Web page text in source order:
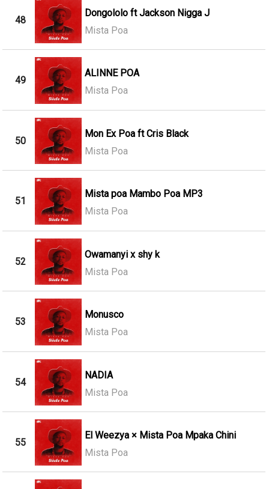
48
Dongololo ft Jackson Nigga J
Mista Poa
49
ALINNE POA
Mista Poa
50
Mon Ex Poa ft Cris Black
Mista Poa
51
Mista poa Mambo Poa MP3
Mista Poa
52
Owamanyi x shy k
Mista Poa
53
Monusco
Mista Poa
54
NADIA
Mista Poa
55
El Weezya × Mista Poa Mpaka Chini
Mista Poa